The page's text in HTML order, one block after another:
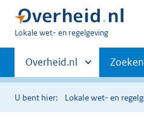
U
hier:
Lokale wet- en regelgeving
Primaire
navigatie
Andere
sites
binnen
Overheid.nl Zoeken
U bent hier: Lokale wet- en